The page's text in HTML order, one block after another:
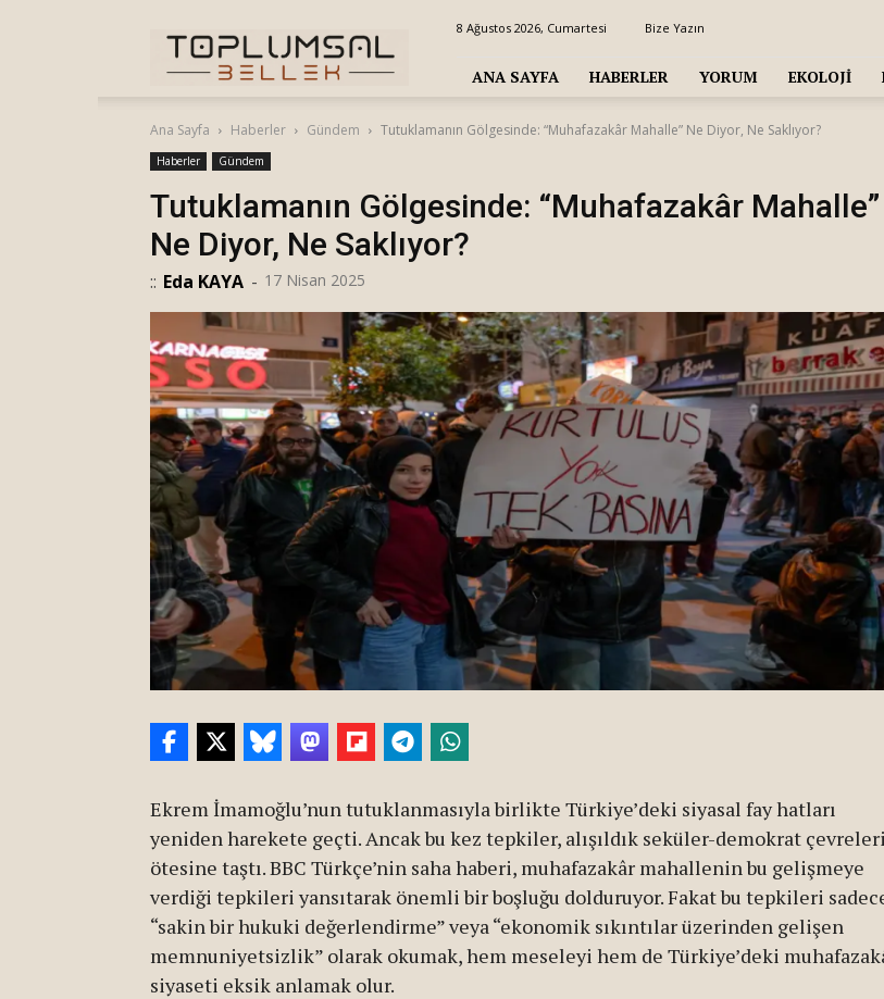
Bellek
8 Ağustos 2026, Cumartesi Bize Yazın
ANA SAYFA HABERLER YORUM EKOLOJI
Ana Sayfa Haberler Gündem Tutuklamanın Gölgesinde: “Muhafazakâr Mahalle” Ne Diyor, Ne Saklıyor?
Haberler Gündem
Tutuklamanın Gölgesinde: “Muhafazakâr Mahalle”
Ne Diyor, Ne Saklıyor?
:: Eda KAYA - 17 Nisan 2025
Ekrem İmamoğlu’nun tutuklanmasıyla birlikte Türkiye’deki siyasal fay hatları
yeniden harekete geçti. Ancak bu kez tepkiler, alışıldık seküler-demokrat
ötesine taştı. BBC Türkçe’nin saha haberi, muhafazakâr mahallenin bu gelişmeye
verdiği tepkileri yansıtarak önemli bir boşluğu dolduruyor. Fakat bu tepkileri
“sakin bir hukuki değerlendirme” veya “ekonomik sıkıntılar üzerinden gelişen
memnuniyetsizlik” olarak okumak, hem meseleyi hem de Türkiye’deki
siyaseti eksik anlamak olur.